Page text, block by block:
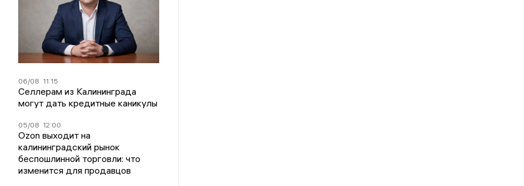
06/08 11:15
Селлерам из Калининграда
могут дать кредитные каникулы
05/08 12:00
Ozon выходит на
калининградский рынок
беспошлинной торговли: что
изменится для продавцов